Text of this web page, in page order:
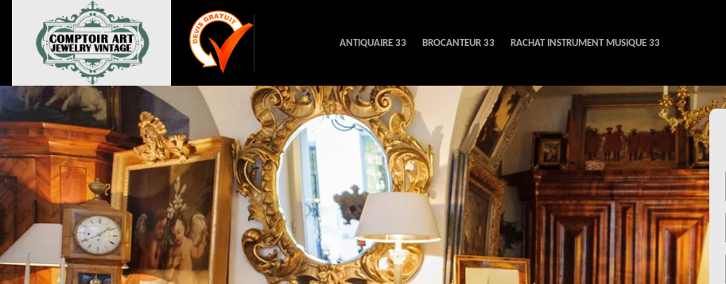
ANTIQUAIRE 33 BROCANTEUR 33 RACHAT INSTRUMENT MUSIQUE 33